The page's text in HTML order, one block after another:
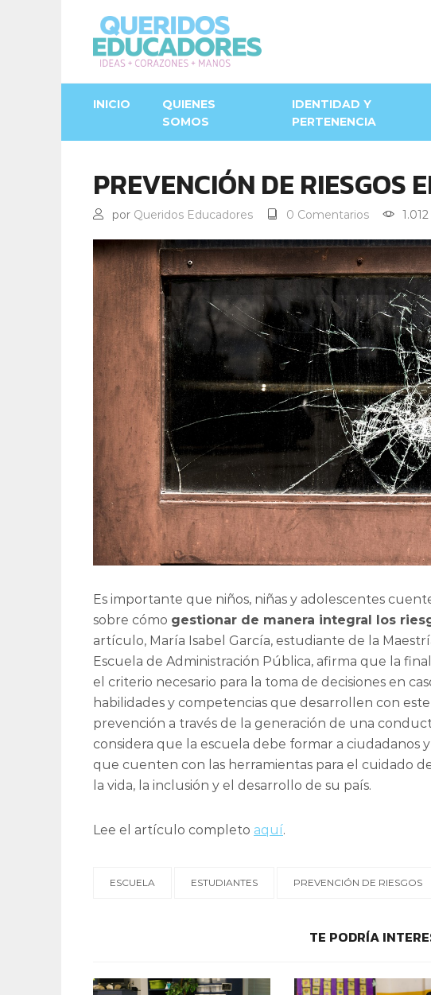
INICIO
QUIENES
SOMOS
IDENTIDAD Y
PERTENENCIA
PREVENCIÓN DE RIESGOS
por Queridos Educadores 0 Comentarios
Es importante que niños, niñas y adolescentes
sobre cómo gestionar de manera integral los
artículo, María Isabel García, estudiante de la
Escuela de Administración Pública, afirma que la
el criterio necesario para la toma de decisiones en
habilidades y competencias que desarrollen con
prevención a través de la generación de una
considera que la escuela debe formar a ciudadanos
que cuenten con las herramientas para el cuidado
la vida, la inclusión y el desarrollo de su país.
Lee el artículo completo aquí.
ESCUELA ESTUDIANTES PREVENCIÓN DE RIESGOS
TE PODRÍA